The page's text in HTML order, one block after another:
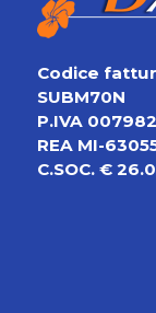
Codice
SUBM70N
P.IVA
REA MI-
C.SOC. €